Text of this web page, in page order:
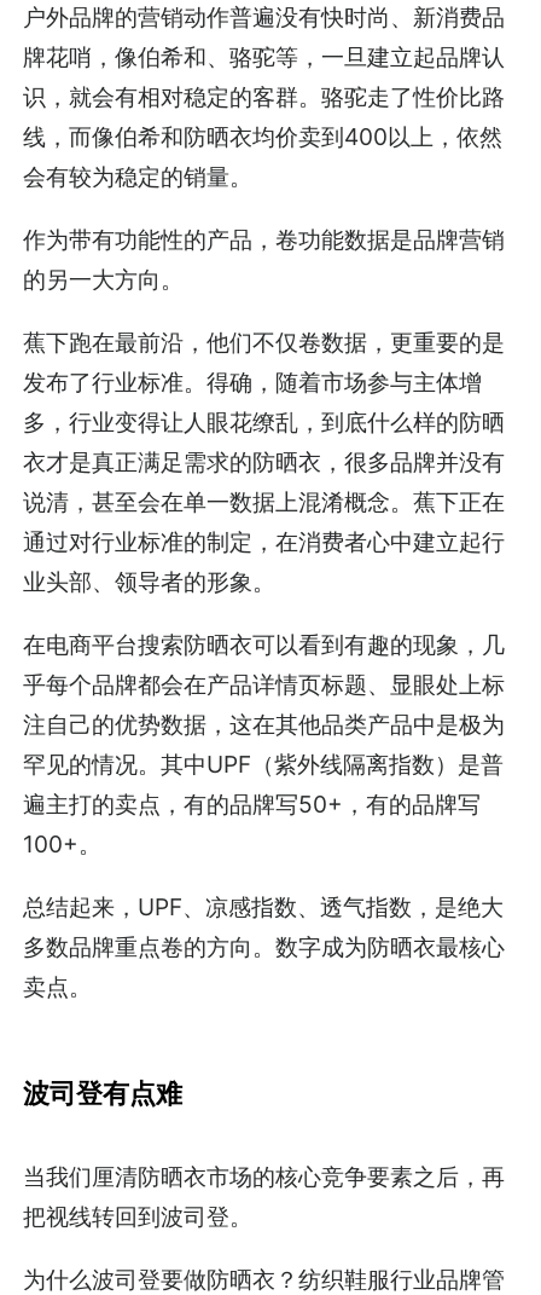
户外品牌的营销动作普遍没有快时尚、新消费品
牌花哨，像伯希和、骆驼等，一旦建立起品牌认
识，就会有相对稳定的客群。骆驼走了性价比路
线，而像伯希和防晒衣均价卖到400以上，依然
会有较为稳定的销量。
作为带有功能性的产品，卷功能数据是品牌营销
的另一大方向。
蕉下跑在最前沿，他们不仅卷数据，更重要的是
发布了行业标准。得确，随着市场参与主体增
多，行业变得让人眼花缭乱，到底什么样的防晒
衣才是真正满足需求的防晒衣，很多品牌并没有
说清，甚至会在单一数据上混淆概念。蕉下正在
通过对行业标准的制定，在消费者心中建立起行
业头部、领导者的形象。
在电商平台搜索防晒衣可以看到有趣的现象，几
乎每个品牌都会在产品详情页标题、显眼处上标
注自己的优势数据，这在其他品类产品中是极为
罕见的情况。其中UPF（紫外线隔离指数）是普
遍主打的卖点，有的品牌写50+，有的品牌写
100+。
总结起来，UPF、凉感指数、透气指数，是绝大
多数品牌重点卷的方向。数字成为防晒衣最核心
卖点。
波司登有点难
当我们厘清防晒衣市场的核心竞争要素之后，再
把视线转回到波司登。
为什么波司登要做防晒衣？纺织鞋服行业品牌管